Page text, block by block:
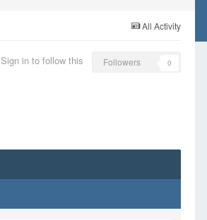
All Activity
Sign in to follow this Followers 0